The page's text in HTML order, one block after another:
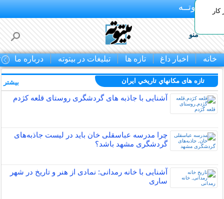
بـیتوتــه
منو
خانه اخبار داغ تازه ها تبلیغات در بیتوته درباره ما
تازه های مكانهاي تاريخي ايران
آشنایی با جاذبه های گردشگری روستای قلعه کژدم
چرا مدرسه عباسقلی خان باید در لیست جاذبه‌های
گردشگری مشهد باشد؟
آشنایی با خانه رمدانی: نمادی از هنر و تاریخ در شهر
ساری
بیشتر